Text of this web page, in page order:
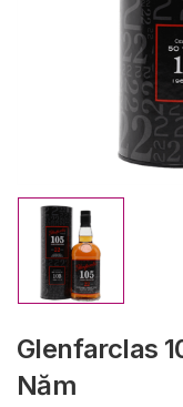
Glenfarclas
Năm